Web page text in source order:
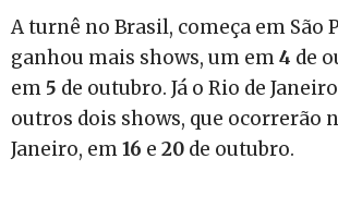
A turnê no Brasil, começa em São
ganhou mais shows, um em4 de
em 5 de outubro. Já o Rio de
outros dois shows, que ocorrerão
Janeiro, em16 e 20 de outubro.